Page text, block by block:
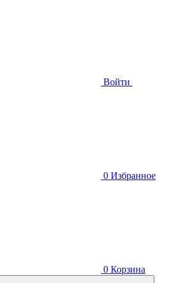
Войти
0 Избранное
0 Корзина